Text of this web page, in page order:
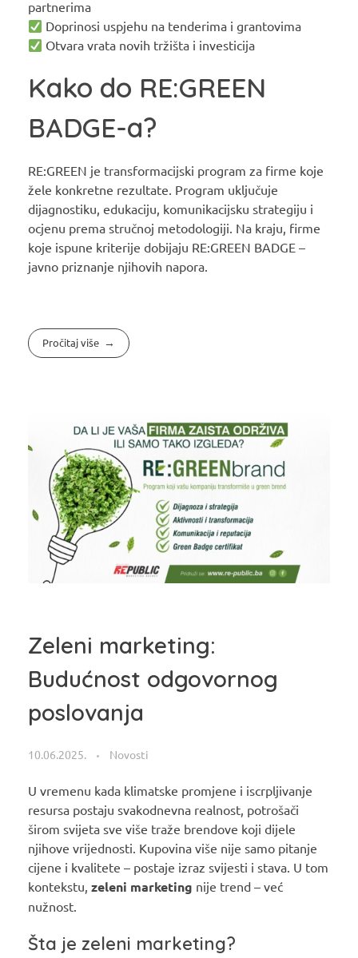
partnerima
Doprinosi uspjehu na tenderima i grantovima
Otvara vrata novih tržišta i investicija
Kako do RE:GREEN
BADGE-a?
RE:GREEN je transformacijski program za firme koje
žele konkretne rezultate. Program uključuje
dijagnostiku, edukaciju, komunikacijsku strategiju i
ocjenu prema stručnoj metodologiji. Na kraju, firme
koje ispune kriterije dobijaju RE:GREEN BADGE –
javno priznanje njihovih napora.
Pročitaj više
Zeleni marketing:
Budućnost odgovornog
poslovanja
10.06.2025. Novosti
U vremenu kada klimatske promjene i iscrpljivanje
resursa postaju svakodnevna realnost, potrošači
širom svijeta sve više traže brendove koji dijele
njihove vrijednosti. Kupovina više nije samo pitanje
cijene i kvalitete – postaje izraz svijesti i stava. U tom
kontekstu, zeleni marketing nije trend – već
nužnost.
Šta je zeleni marketing?